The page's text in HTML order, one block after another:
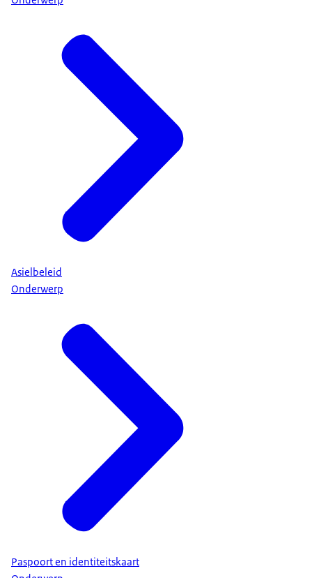
Asielbeleid
Onderwerp
Paspoort en identiteitskaart